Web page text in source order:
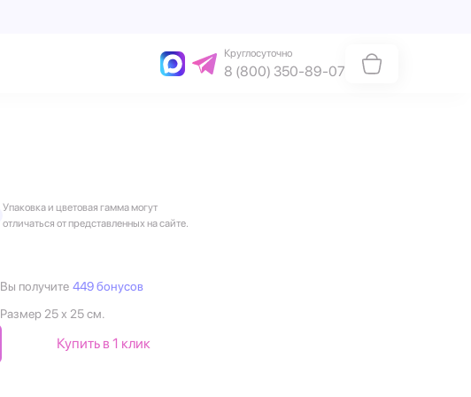
Круглосуточно
8 (800) 350-89-07
Упаковка и цветовая гамма могут
отличаться от представленных на сайте.
Вы получите 449 бонусов
Размер 25 х 25 см.
Купить в 1 клик